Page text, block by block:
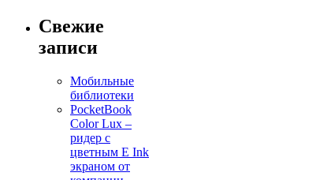
Свежие
записи
Мобильные
библиотеки
PocketBook
Color Lux –
ридер с
цветным E Ink
экраном от